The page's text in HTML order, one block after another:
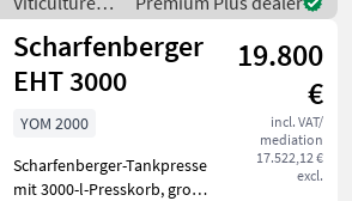
Scharfenberger Europress
EV 12 ist eine h
equipment /
Scharfenberger
Scharfenberger
EHT 3000
19.800
€
incl. VAT/
mediation
17.522,12 €
excl.
YOM 2000
Scharfenberger-Tankpresse
mit 3000-l-Presskorb, große